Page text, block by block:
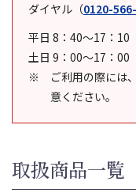
ダイヤル （0120-
平日 8：40～17：10
土日 9：00～17：00
ご利用の際には
意ください。
取扱商品一覧